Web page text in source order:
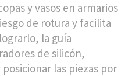
y vasos en armarios
de rotura y facilita
la guía
de silicón,
las piezas por